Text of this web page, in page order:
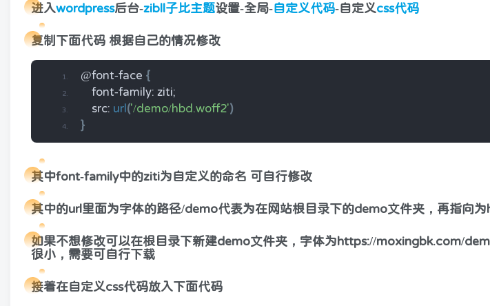
进入wordpress后台-zibll 子比主题设置-全局-自定义代码-自定义css代码
复制下面代码 根据自己的情况修改
@font-face {
    font-family: ziti;
    src:
url ('/demo/hbd.woff2')
}
其中font-family中的ziti为自定义的命名 可自行修改
其中的url里面为字体的路径/demo代表为在网站根目录下的demo文件夹，再指向
如果不想修改可以在根目录下新建demo文件夹，字体为https://moxingbk.com/
很小，需要可自行下载
接着在自定义css代码放入下面代码